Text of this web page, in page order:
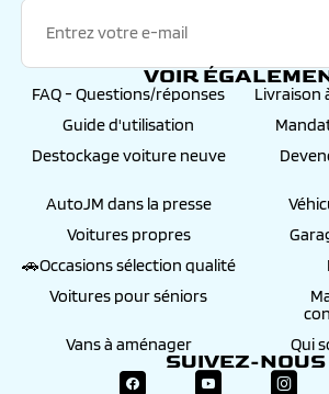
VOIR
FAQ - Questions/réponses
Livraison
Guide d'utilisation
Destockage voiture neuve
AutoJM dans la presse
Voitures propres
🚗Occasions sélection qualité
Voitures pour séniors
Vans à aménager
Qui
SUIVEZ-NOUS